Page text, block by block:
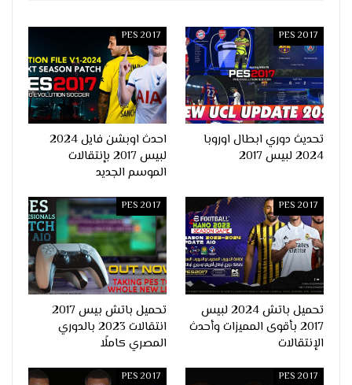
PES 2017
تحديث دوري ابطال اوروبا
2024 لبيس 2017
PES 2017
احدث اوبشن فايل 2024
لبيس 2017 بإنتقالات
الموسم الجديد
PES 2017
تحميل باتش 2024 لبيس
2017 بأقوى المميزات وأحدث
الإنتقالات
PES 2017
تحميل باتش بيس 2017
انتقالات 2023 بالدوري
المصري كاملًا
PES 2017
PES 2017